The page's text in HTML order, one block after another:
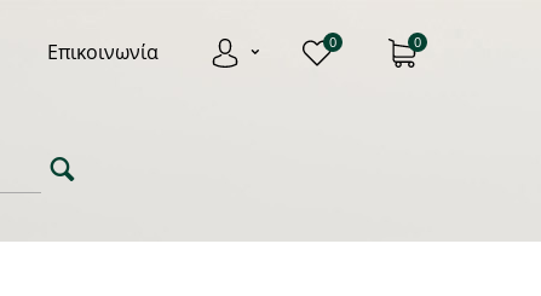
Επικοινωνία 0 0